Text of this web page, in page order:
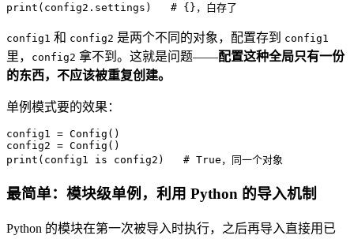
print (config2.settings) # {}，白存了
config1 和 config2 是两个不同的对象，配置存到 config1
里， config2 拿不到。这就是问题——配置这种全局只有一份
的东西，不应该被重复创建。
单例模式要的效果：
config1 = Config()
print (config1 is config2) # True，同一个对象
最简单：模块级单例，利用 Python 的导入机制
Python 的模块在第一次被导入时执行，之后再导入直接用已